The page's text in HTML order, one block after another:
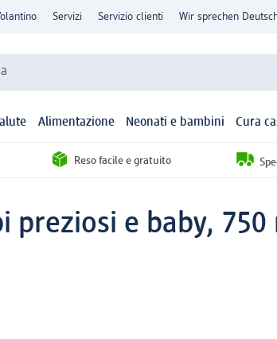
Servizi Servizio clienti Wir sprechen
Alimentazione Neonati e bambini Cura
Reso facile e gratuito
preziosi e baby, 750